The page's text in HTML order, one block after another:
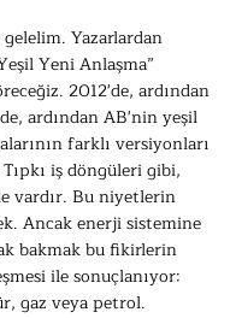
Yazarlardan
Yeni Anlaşma”
2012'de, ardından
ardından AB'nin yeşil
farklı versiyonları
iş döngüleri gibi,
vardır. Bu niyetlerin
Ancak enerji sistemine
bakmak bu fikirlerin
ile sonuçlanıyor:
gaz veya petrol.